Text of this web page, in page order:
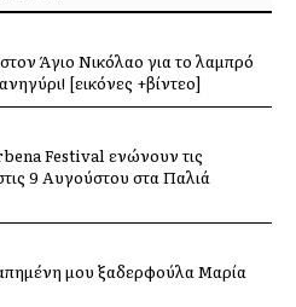
Άγιο Νικόλαο για το λαμπρό
[εικόνες +βίντεο]
Festival ενώνουν τις
9 Αυγούστου στα Παλιά
μου ξαδερφούλα Μαρία